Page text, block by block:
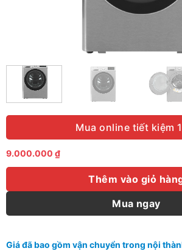
Mua online tiết kiệm
9.000.000 ₫
Thêm vào giỏ
Mua ngay
Giá đã bao gồm vận chuyển trong nội